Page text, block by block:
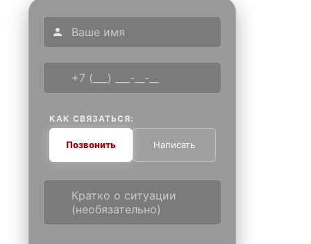
КАК СВЯЗАТЬСЯ:
Позвонить Написать